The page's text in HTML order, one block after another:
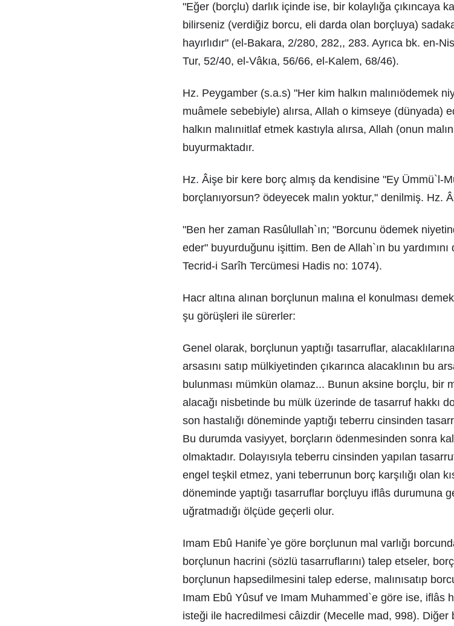
"Eğer (borçlu) darlık içinde ise, bir kolaylığa çıkıncaya
bilirseniz (verdiğiz borcu, eli darda olan borçluya)
hayırlıdır" (el-Bakara, 2/280, 282,, 283. Ayrıca bk. en-
Tur, 52/40, el-Vâkıa, 56/66, el-Kalem, 68/46).
Hz. Peygamber (s.a.s) "Her kim halkın malınıödemek
muâmele sebebiyle) alırsa, Allah o kimseye (dünyada)
halkın malınıitlaf etmek kastıyla alırsa, Allah (onun
buyurmaktadır.
Hz. Âişe bir kere borç almış da kendisine "Ey Ümmü`l-
borçlanıyorsun? ödeyecek malın yoktur," denilmiş. Hz.
"Ben her zaman Rasûlullah`ın; "Borcunu ödemek
eder" buyurduğunu işittim. Ben de Allah`ın bu
Tecrid-i Sarîh Tercümesi Hadis no: 1074).
Hacr altına alınan borçlunun malına el konulması
şu görüşleri ile sürerler:
Genel olarak, borçlunun yaptığı tasarruflar,
arsasını satıp mülkiyetinden çıkarınca alacaklının bu
bulunması mümkün olamaz... Bunun aksine borçlu, bir
alacağı nisbetinde bu mülk üzerinde de tasarruf hakkı
son hastalığı döneminde yaptığı teberru cinsinden
Bu durumda vasiyyet, borçların ödenmesinden sonra
olmaktadır. Dolayısıyla teberru cinsinden yapılan
engel teşkil etmez, yani teberrunun borç karşılığı olan
döneminde yaptığı tasarruflar borçluyu iflâs durumuna
uğratmadığı ölçüde geçerli olur.
Imam Ebû Hanife`ye göre borçlunun mal varlığı
borçlunun hacrini (sözlü tasarruflarını) talep etseler,
borçlunun hapsedilmesini talep ederse, malınısatıp
Imam Ebû Yûsuf ve Imam Muhammed`e göre ise, iflâs
isteği ile hacredilmesi câizdir (Mecelle mad, 998).